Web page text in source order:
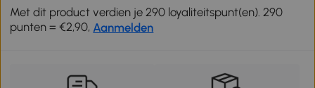
Met dit product verdien je 290 loyaliteitspunt(en). 290
punten = €2,90, Aanmelden